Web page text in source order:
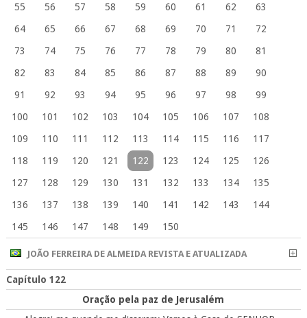
55
56 57 58 59 60 61 62
63
64
65 66 67 68 69 70 71
72
73
74 75 76 77 78 79 80
81
82
83 84 85 86 87 88 89
90
91
92 93 94 95 96 97 98
99
100
101 102 103 104 105 106 107
108
109
110 111 112 113 114 115 116
117
118
119 120 121 122 123 124 125
126
127
128 129 130 131 132 133 134
135
136
137 138 139 140 141 142 143
144
145
146 147 148 149 150
JOÃO FERREIRA DE ALMEIDA REVISTA E ATUALIZADA
Capítulo 122
Oração pela paz de Jerusalém